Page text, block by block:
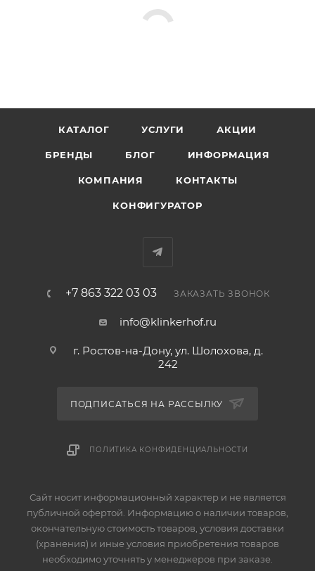
КАТАЛОГ УСЛУГИ АКЦИИ
БРЕНДЫ БЛОГ ИНФОРМАЦИЯ
КОМПАНИЯ КОНТАКТЫ
КОНФИГУРАТОР
+7 863 322 03 03 ЗАКАЗАТЬ ЗВОНОК
info@klinkerhof.ru
г. Ростов-на-Дону, ул. Шолохова, д.
242
ПОДПИСАТЬСЯ НА РАССЫЛКУ
ПОЛИТИКА КОНФИДЕНЦИАЛЬНОСТИ
Сайт носит информационный характер и не является
публичной офертой. Информацию о наличии товаров,
окончательную стоимость товаров, условия доставки
(хранения) и иные условия приобретения товаров
необходимо уточнять у менеджеров при заказе.